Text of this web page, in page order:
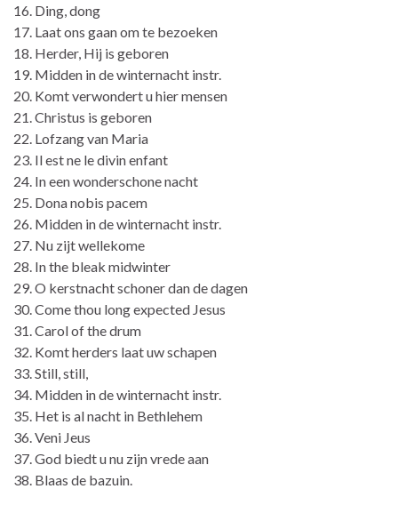
16. Ding, dong
17. Laat ons gaan om te bezoeken
18. Herder, Hij is geboren
19. Midden in de winternacht instr.
20. Komt verwondert u hier mensen
21. Christus is geboren
22. Lofzang van Maria
23. Il est ne le divin enfant
24. In een wonderschone nacht
25. Dona nobis pacem
26. Midden in de winternacht instr.
27. Nu zijt wellekome
28. In the bleak midwinter
29. O kerstnacht schoner dan de dagen
30. Come thou long expected Jesus
31. Carol of the drum
32. Komt herders laat uw schapen
33. Still, still,
34. Midden in de winternacht instr.
35. Het is al nacht in Bethlehem
36. Veni Jeus
37. God biedt u nu zijn vrede aan
38. Blaas de bazuin.